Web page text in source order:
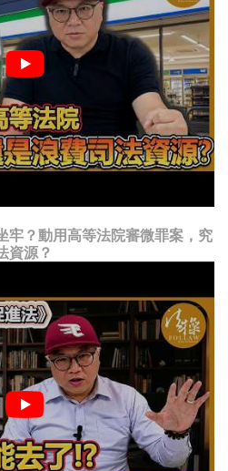
牢？動用高等法院審微罪案，究
資源？